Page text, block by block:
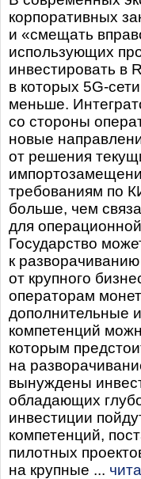
корпоративных
и «смещать
использующих
инвестировать в
в которых 5G-
меньше.
со стороны
новые
от решения
требованиям по
больше, чем
для
Государство
к
от крупного
операторам
дополнительные
компетенций
которым
на
вынуждены
обладающих
инвестиции
компетенций,
пилотных
на крупные ...